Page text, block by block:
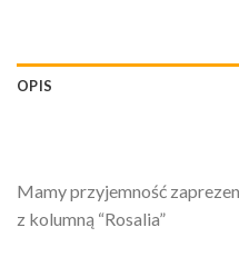
OPIS
Mamy przyjemność
z kolumną “Rosalia”